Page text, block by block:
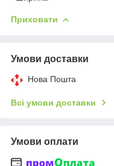
Приховати
Умови доставки
Нова Пошта
Всі умови доставки
Умови оплати